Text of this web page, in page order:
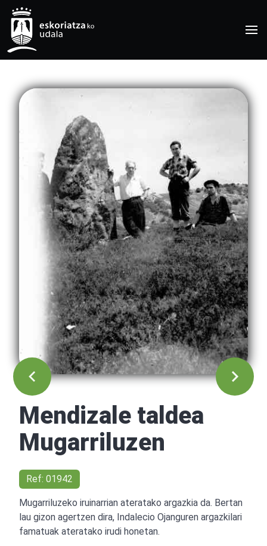
Mendizale taldea
Mugarriluzen
Ref: 01942
Mugarriluzeko iruinarrian ateratako argazkia da. Bertan
lau gizon agertzen dira, Indalecio Ojanguren argazkilari
famatuak ateratako irudi honetan.